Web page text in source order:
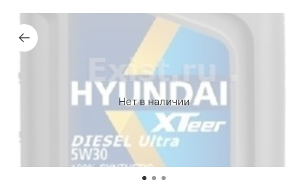
Нет в наличии